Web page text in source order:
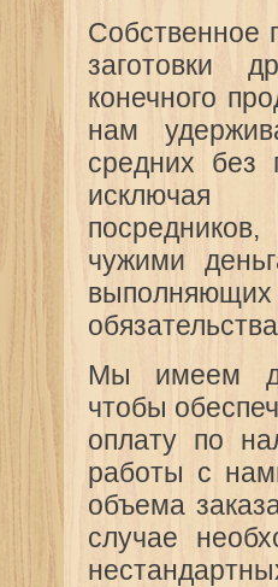
Собственное
заготовки
конечного
нам
средних без
чужими
Мы имеем
чтобы
оплату по
работы с
объема
случае